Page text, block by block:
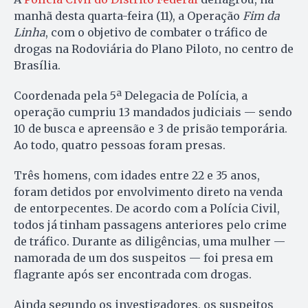
manhã desta quarta-feira (11), a Operação Fim da
Linha, com o objetivo de combater o tráfico de
drogas na Rodoviária do Plano Piloto, no centro de
Brasília.
Coordenada pela 5ª Delegacia de Polícia, a
operação cumpriu 13 mandados judiciais — sendo
10 de busca e apreensão e 3 de prisão temporária.
Ao todo, quatro pessoas foram presas.
Três homens, com idades entre 22 e 35 anos,
foram detidos por envolvimento direto na venda
de entorpecentes. De acordo com a Polícia Civil,
todos já tinham passagens anteriores pelo crime
de tráfico. Durante as diligências, uma mulher —
namorada de um dos suspeitos — foi presa em
flagrante após ser encontrada com drogas.
Ainda segundo os investigadores, os suspeitos